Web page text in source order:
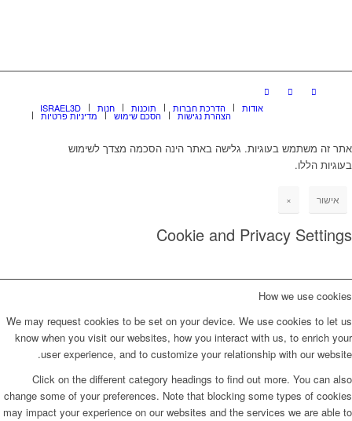
ISRAEL3D חנות תוכנות הדרכת חברות אודות
מדיניות פרטיות הסכם שימוש הצהרת נגישות
אתר זה משתמש בעוגיות. גלישה באתר הינה הסכמה מצדך לשימוש
בעוגיות הללו.
אישור ×
Cookie and Privacy Settings
How we use cookies
We may request cookies to be set on your device. We use cookies to let us
know when you visit our websites, how you interact with us, to enrich your
user experience, and to customize your relationship with our website.
Click on the different category headings to find out more. You can also
change some of your preferences. Note that blocking some types of cookies
may impact your experience on our websites and the services we are able to